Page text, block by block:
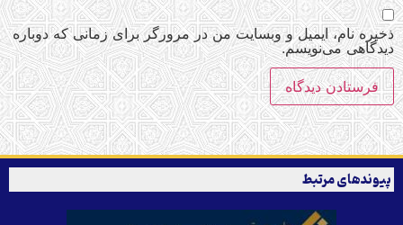
ذخیره نام، ایمیل و وبسایت من در مرورگر برای زمانی که دوباره
دیدگاهی می‌نویسم.
پیوندهای مرتبط